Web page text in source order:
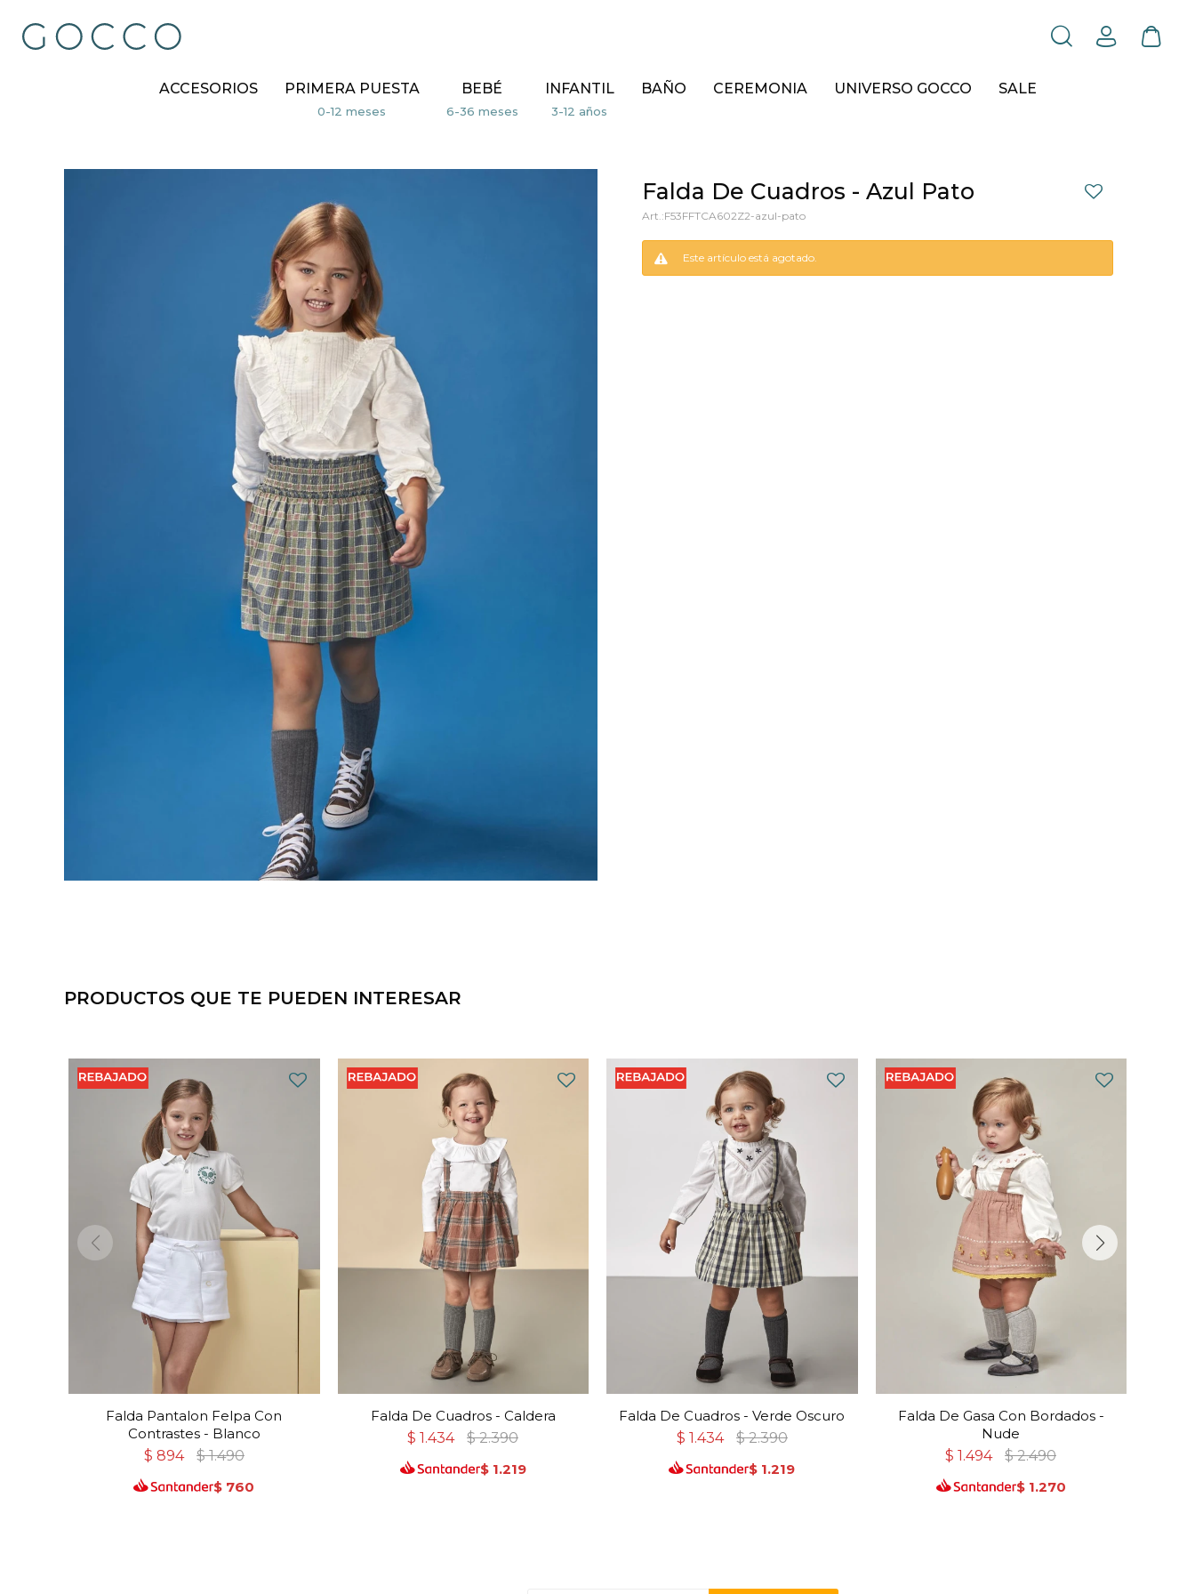
ACCESORIOS PRIMERA PUESTA BEBÉ INFANTIL BAÑO CEREMONIA UNIVERSO GOCCO SALE
Falda De Cuadros - Azul Pato
F53FFTCA602Z2-azul-pato
Este artículo está agotado.
PRODUCTOS QUE TE PUEDEN INTERESAR
Falda Pantalon Felpa Con
Contrastes - Blanco
$ 894 $ 1.490
$ 760
Falda De Cuadros - Caldera
$ 1.434 $ 2.390
$ 1.219
Falda De Cuadros - Verde Oscuro
$ 1.434 $ 2.390
$ 1.219
Falda De Gasa Con Bordados -
Nude
$ 1.494 $ 2.490
$ 1.270